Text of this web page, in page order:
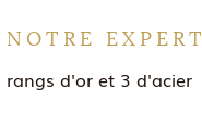
EXPERT
rangs d'or et 3 d'acier